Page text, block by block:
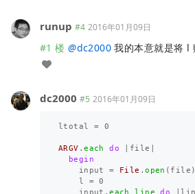
runup #4 2016年01月09日
#1 楼 @dc2000 我的本意就是将 l
dc2000 #5 2016年01月09日
ltotal = 0
ARGV .each do file
begin
input
= File .open ( file )
l
= 0